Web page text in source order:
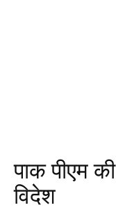
पाक पीएम की
विदेश